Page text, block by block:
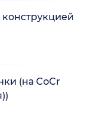
(на CoCr